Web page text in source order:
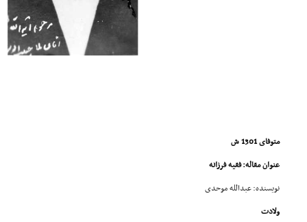
متوفاى 1301 ش
عنوان مقاله: فقیه فرزانه
نویسنده: عبدالله موحدى
ولادت